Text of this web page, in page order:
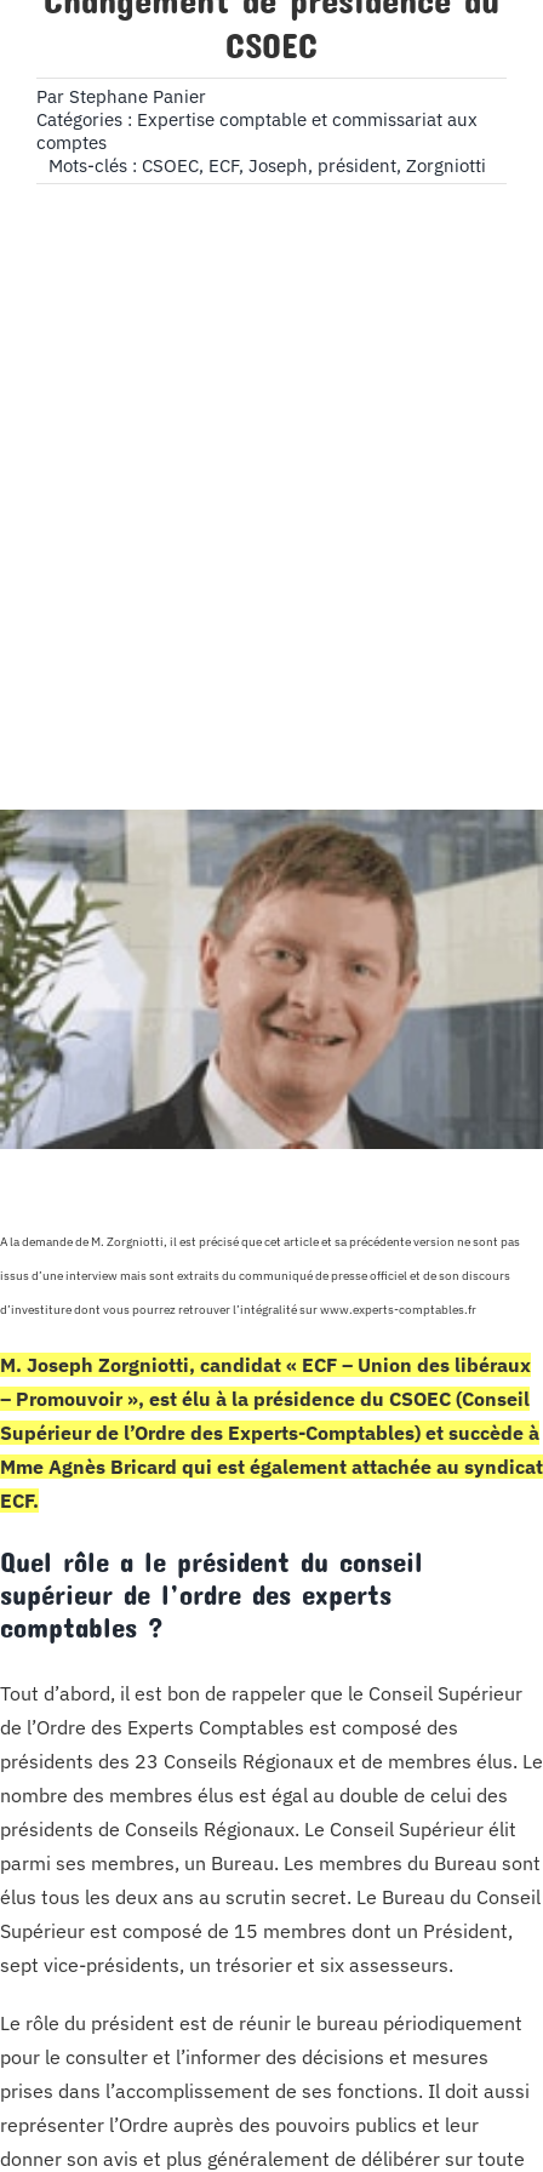
CSOEC
Par Stephane Panier
Catégories : Expertise comptable et commissariat aux
comptes
Mots-clés : CSOEC, ECF, Joseph, président, Zorgniotti
A la demande de M. Zorgniotti, il est précisé que cet article et sa précédente version ne sont pas
issus d’une interview mais sont extraits du communiqué de presse officiel et de son discours
d’investiture dont vous pourrez retrouver l’intégralité sur www.experts-comptables.fr
M. Joseph Zorgniotti, candidat « ECF – Union des libéraux
– Promouvoir », est élu à la présidence du CSOEC (Conseil
Supérieur de l’Ordre des Experts-Comptables) et succède à
Mme Agnès Bricard qui est également attachée au syndicat
ECF.
Quel rôle a le président du conseil
supérieur de l’ordre des experts
comptables ?
Tout d’abord, il est bon de rappeler que le Conseil Supérieur
de l’Ordre des Experts Comptables est composé des
présidents des 23 Conseils Régionaux et de membres élus. Le
nombre des membres élus est égal au double de celui des
présidents de Conseils Régionaux. Le Conseil Supérieur élit
parmi ses membres, un Bureau. Les membres du Bureau sont
élus tous les deux ans au scrutin secret. Le Bureau du Conseil
Supérieur est composé de 15 membres dont un Président,
sept vice-présidents, un trésorier et six assesseurs.
Le rôle du président est de réunir le bureau périodiquement
pour le consulter et l’informer des décisions et mesures
prises dans l’accomplissement de ses fonctions. Il doit aussi
représenter l’Ordre auprès des pouvoirs publics et leur
donner son avis et plus généralement de délibérer sur toute